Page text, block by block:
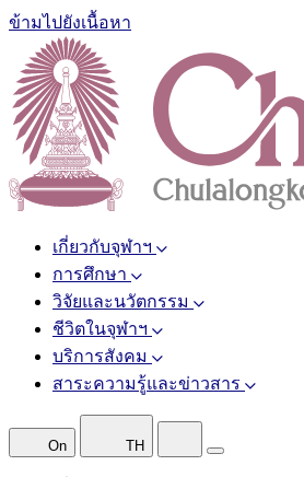
ข้ามไปยังเนื้อหา
เกี่ยวกับจุฬาฯ
การศึกษา
วิจัยและนวัตกรรม
ชีวิตในจุฬาฯ
บริการสังคม
สาระความรู้และข่าวสาร
On TH